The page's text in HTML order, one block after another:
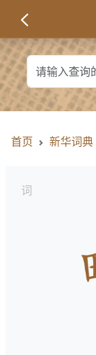
首页 新华词典
词